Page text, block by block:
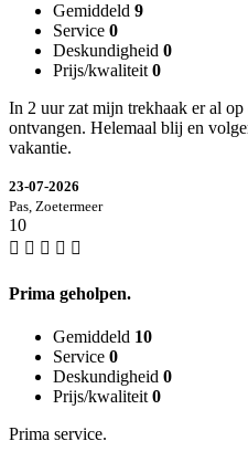
Gemiddeld 9
Service 0
Deskundigheid 0
Prijs/kwaliteit 0
In 2 uur zat mijn trekhaak er al
ontvangen. Helemaal blij en
vakantie.
23-07-2026
Pas, Zoetermeer
10
Prima geholpen.
Gemiddeld 10
Service 0
Deskundigheid 0
Prijs/kwaliteit 0
Prima service.